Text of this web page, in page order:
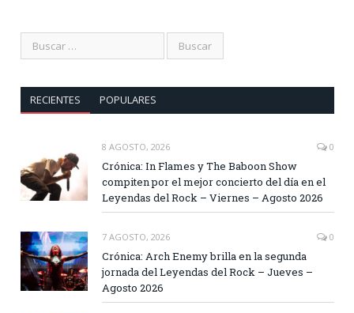
RECIENTES POPULARES
8 AGOSTO, 2026 0
Crónica: In Flames y The Baboon Show
compiten por el mejor concierto del día en el
Leyendas del Rock – Viernes – Agosto 2026
7 AGOSTO, 2026 0
Crónica: Arch Enemy brilla en la segunda
jornada del Leyendas del Rock – Jueves –
Agosto 2026